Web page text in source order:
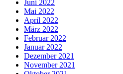
Juni 2022
Mai 2022
April 2022
März 2022
Februar 2022
Januar 2022
Dezember 2021
November 2021